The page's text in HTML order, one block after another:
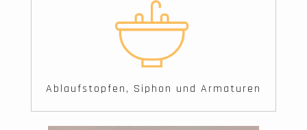
Ablaufstopfen, Siphon und Armaturen